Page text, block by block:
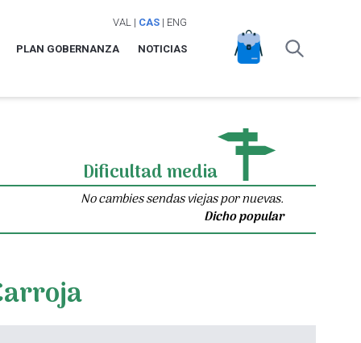
VAL | CAS| ENG
PLAN GOBERNANZA NOTICIAS
Dificultad media
No cambies sendas viejas por nuevas.
Dicho popular